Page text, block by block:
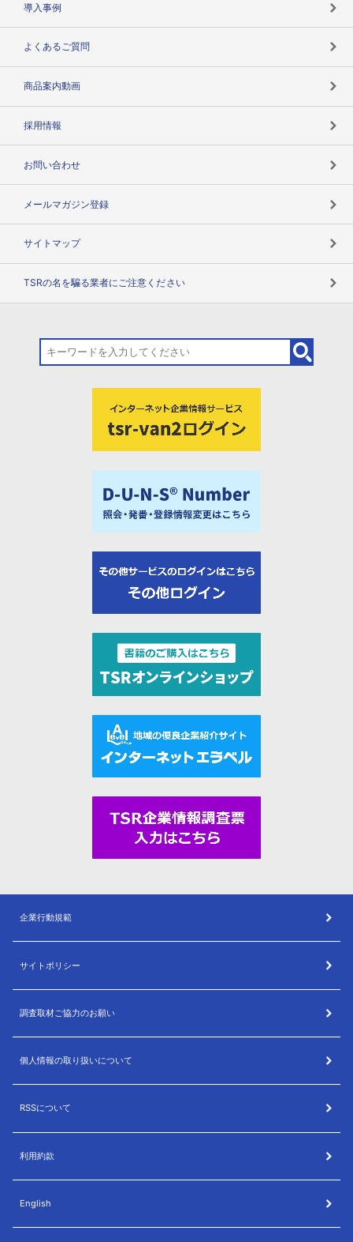
導入事例
よくあるご質問
商品案内動画
採用情報
お問い合わせ
メールマガジン登録
サイトマップ
TSRの名を騙る業者にご注意ください
企業行動規範
サイトポリシー
調査取材ご協力のお願い
個人情報の取り扱いについて
RSSについて
利用約款
English